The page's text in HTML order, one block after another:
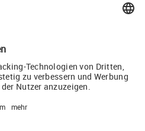
Udo Lütze, Andre